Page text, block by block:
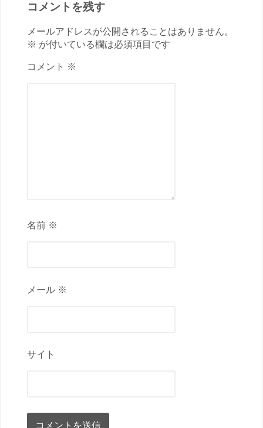
コメントを残す
メールアドレスが公開されることはありません。
※ が付いている欄は必須項目です
コメント ※
名前 ※
メール ※
サイト